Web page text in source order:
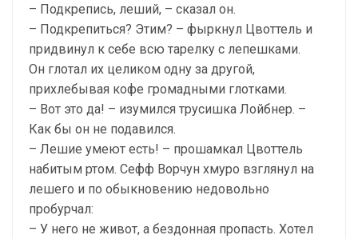
– Подкрепись, леший, – сказал он.
– Подкрепиться? Этим? – фыркнул Цвоттель и
придвинул к себе всю тарелку с лепешками.
Он глотал их целиком одну за другой,
прихлебывая кофе громадными глотками.
– Вот это да! – изумился трусишка Лойбнер. –
Как бы он не подавился.
– Лешие умеют есть! – прошамкал Цвоттель
набитым ртом. Сефф Ворчун хмуро взглянул на
лешего и по обыкновению недовольно
пробурчал:
– У него не живот, а бездонная пропасть. Хотел